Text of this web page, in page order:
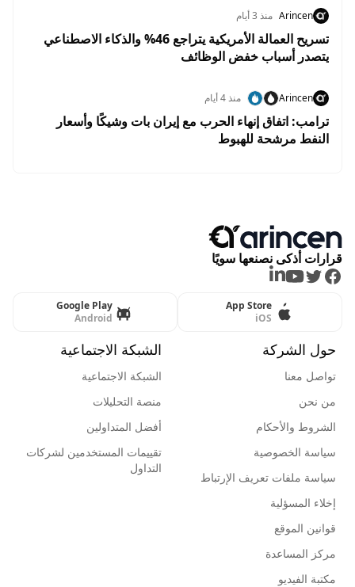
Arincen منذ 3 أيام
تسريح العمالة الأمريكية يتراجع 46% والذكاء الاصطناعي
يتصدر أسباب خفض الوظائف
Arincen منذ 4 أيام
ترامب: اتفاق إنهاء الحرب مع إيران بات وشيكًا وأسعار
النفط مرشحة للهبوط
قرارات أذكى نصنعها سويًا
Facebook
Twitter
Youtube
LinkedIn
App Store
iOS
Google Play
Android
حول الشركة
تواصل معنا
من نحن
الشروط والأحكام
سياسة الخصوصية
سياسة ملفات تعريف الإرتباط
إخلاء المسؤلية
قوانين الموقع
مركز المساعدة
مكتبة الفيديو
الشبكة الاجتماعية
الشبكة الاجتماعية
منصة التحليلات
أفضل المتداولين
تقييمات المستخدمين لشركات
التداول